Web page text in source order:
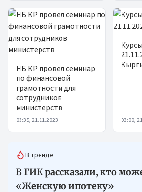
НБ КР провел семинар
по финансовой
грамотности для
сотрудников
министерств
03:35, 21.11.2023 03:00,
В тренде
В ГИК рассказали, кто
«Женскую ипотеку»